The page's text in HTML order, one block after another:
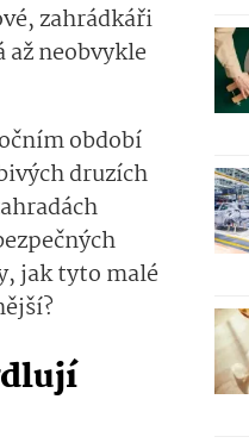
zahrádkáři
až neobvykle
období
druzích
jak tyto malé